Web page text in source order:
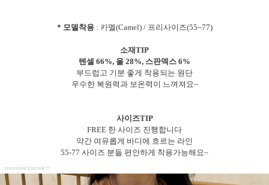
* 모델착용: 카멜(Camel) / 프리사이즈(55~77)
소재TIP
텐셀 66%, 울 28%, 스판덱스 6%
부드럽고 기분 좋게 착용되는 원단
우수한 복원력과 보온력이 느껴져요~
사이즈TIP
FREE 한 사이즈 진행합니다
약간 여유롭게 바디에 흐르는 라인
55-77 사이즈 분들 편안하게 착용가능해요~